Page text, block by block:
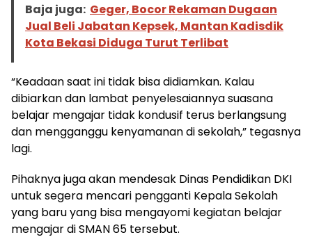
Baja juga: Geger, Bocor Rekaman Dugaan
Jual Beli Jabatan Kepsek, Mantan Kadisdik
Kota Bekasi Diduga Turut Terlibat
“Keadaan saat ini tidak bisa didiamkan. Kalau
dibiarkan dan lambat penyelesaiannya suasana
belajar mengajar tidak kondusif terus berlangsung
dan mengganggu kenyamanan di sekolah,” tegasnya
lagi.
Pihaknya juga akan mendesak Dinas Pendidikan DKI
untuk segera mencari pengganti Kepala Sekolah
yang baru yang bisa mengayomi kegiatan belajar
mengajar di SMAN 65 tersebut.